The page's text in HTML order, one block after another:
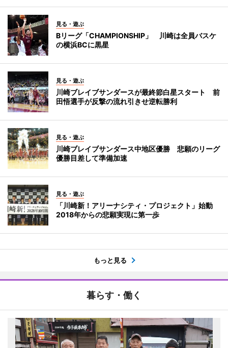
見る・遊ぶ
Bリーグ「CHAMPIONSHIP」 川崎は全員バスケ
の横浜BCに黒星
見る・遊ぶ
川崎ブレイブサンダースが最終節白星スタート 前
田悟選手が反撃の流れ引きせ逆転勝利
見る・遊ぶ
川崎ブレイブサンダース中地区優勝 悲願のリーグ
優勝目差して準備加速
見る・遊ぶ
「川崎新！アリーナシティ・プロジェクト」始動
2018年からの悲願実現に第一歩
もっと見る
暮らす・働く